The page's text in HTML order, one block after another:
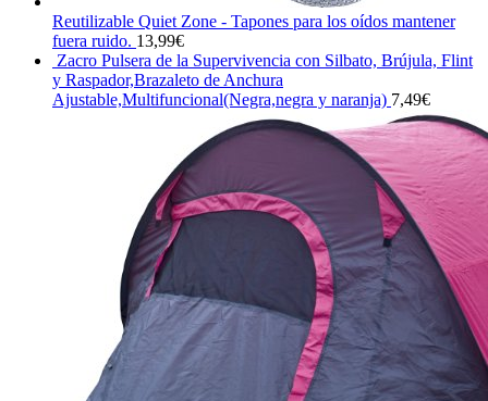
Reutilizable Quiet Zone - Tapones para los oídos mantener
fuera ruido. 13,99€
Zacro Pulsera de la Supervivencia con Silbato, Brújula, Flint
y Raspador,Brazaleto de Anchura
Ajustable,Multifuncional(Negra,negra y naranja) 7,49€